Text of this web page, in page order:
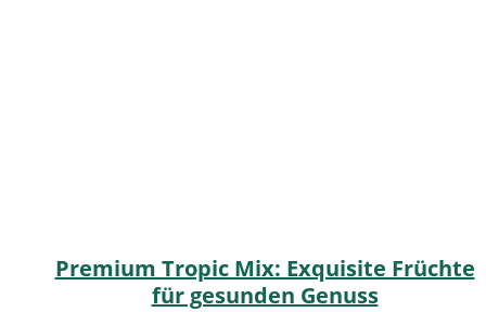
Premium Tropic Mix: Exquisite Früchte
für gesunden Genuss